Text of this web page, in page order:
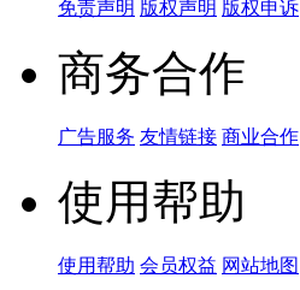
免责声明 版权声明 版权申诉
商务合作
广告服务 友情链接 商业合作
使用帮助
使用帮助 会员权益 网站地图